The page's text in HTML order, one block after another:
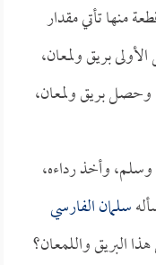
منها تأتي مقدار
بريق ولمعان،
بريق ولمعان،
وأخذ رداءه،
سلمان الفارسي
البريق واللمعان؟